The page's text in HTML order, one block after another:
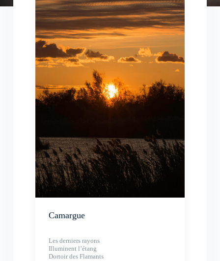
Camargue
Les derniers rayons
Illuminent l’étang
Dortoir des Flamants